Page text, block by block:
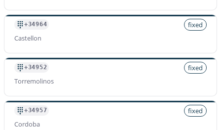
+34964
fixed
Castellon
+34952
fixed
Torremolinos
+34957
fixed
Cordoba